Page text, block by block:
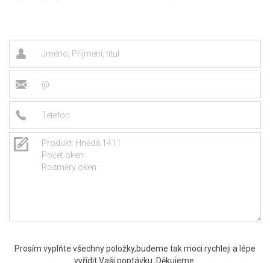
Prosím vyplňte všechny položky,budeme tak moci rychleji a lépe
vyřídit Vaši poptávku. Děkujeme.